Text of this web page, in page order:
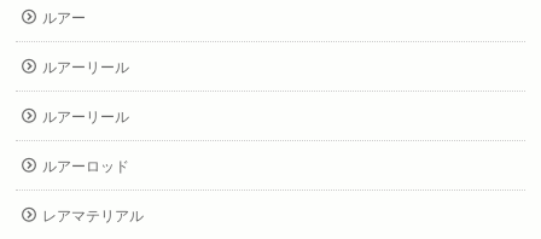
ルアー
ルアーリール
ルアーリール
ルアーロッド
レアマテリアル